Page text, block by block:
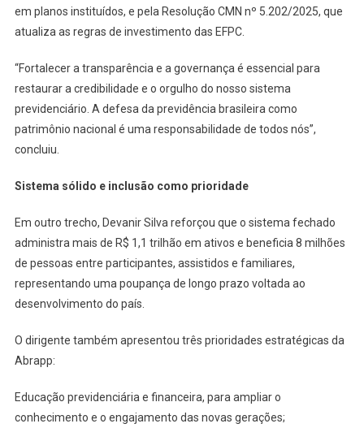
em planos instituídos, e pela Resolução CMN nº 5.202/2025, que
atualiza as regras de investimento das EFPC.
“Fortalecer a transparência e a governança é essencial para
restaurar a credibilidade e o orgulho do nosso sistema
previdenciário. A defesa da previdência brasileira como
patrimônio nacional é uma responsabilidade de todos nós”,
concluiu.
Sistema sólido e inclusão como prioridade
Em outro trecho, Devanir Silva reforçou que o sistema fechado
administra mais de R$ 1,1 trilhão em ativos e beneficia 8 milhões
de pessoas entre participantes, assistidos e familiares,
representando uma poupança de longo prazo voltada ao
desenvolvimento do país.
O dirigente também apresentou três prioridades estratégicas da
Abrapp:
Educação previdenciária e financeira, para ampliar o
conhecimento e o engajamento das novas gerações;